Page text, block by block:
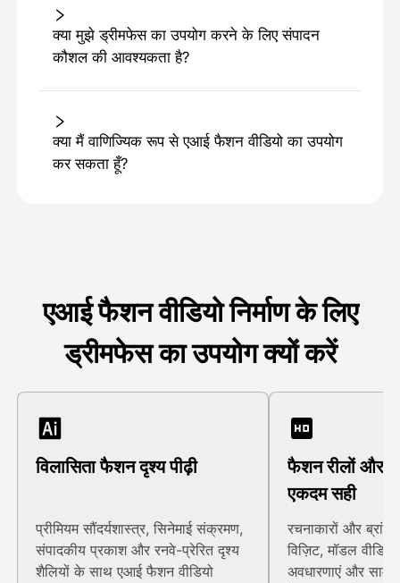
क्या मुझे ड्रीमफेस का उपयोग करने के लिए संपादन
कौशल की आवश्यकता है?
क्या मैं वाणिज्यिक रूप से एआई फैशन वीडियो का उपयोग
कर सकता हूँ?
एआई फैशन वीडियो निर्माण के लिए
ड्रीमफेस का उपयोग क्यों करें
विलासिता फैशन दृश्य पीढ़ी
प्रीमियम सौंदर्यशास्त्र, सिनेमाई संक्रमण,
संपादकीय प्रकाश और रनवे-प्रेरित दृश्य
शैलियों के साथ एआई फैशन वीडियो
फैशन रीलों और
एकदम सही
रचनाकारों और
विज़िट, मॉडल
अवधारणाएं और